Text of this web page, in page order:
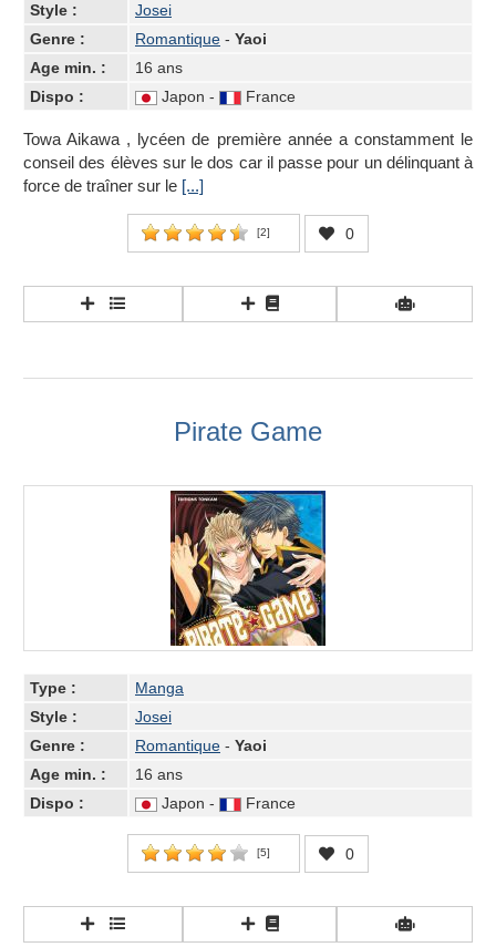
Style :
Josei
Genre :
Romantique - Yaoi
Age min. :
16 ans
Dispo :
Japon - France
Towa Aikawa , lycéen de première année a constamment le
conseil des élèves sur le dos car il passe pour un délinquant à
force de traîner sur le [...]
[2] 0
Pirate Game
Type :
Manga
Style :
Josei
Genre :
Romantique - Yaoi
Age min. :
16 ans
Dispo :
Japon - France
[5] 0